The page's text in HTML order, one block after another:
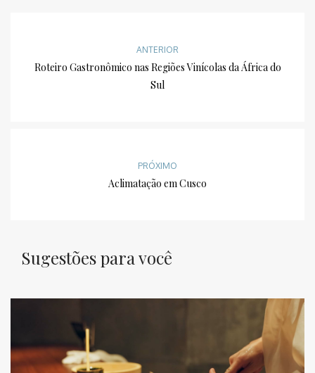
ANTERIOR
Roteiro Gastronômico nas Regiões Vinícolas da África do
Sul
PRÓXIMO
Aclimatação em Cusco
Sugestões para você